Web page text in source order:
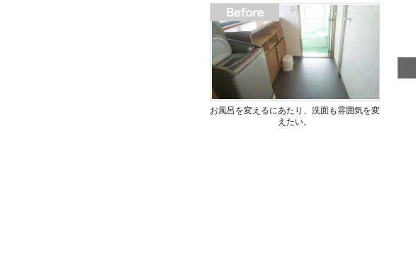
お風呂を変えるにあたり、洗面も雰囲気を変
えたい。